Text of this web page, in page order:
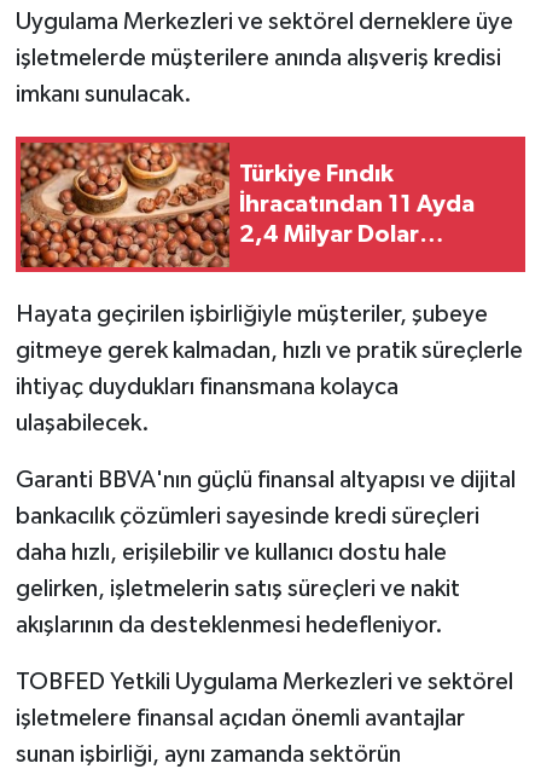
Uygulama Merkezleri ve sektörel derneklere üye
işletmelerde müşterilere anında alışveriş kredisi
imkanı sunulacak.
Türkiye Fındık
İhracatından 11 Ayda
2,4 Milyar Dolar
Hayata geçirilen işbirliğiyle müşteriler, şubeye
gitmeye gerek kalmadan, hızlı ve pratik süreçlerle
ihtiyaç duydukları finansmana kolayca
ulaşabilecek.
Garanti BBVA'nın güçlü finansal altyapısı ve dijital
bankacılık çözümleri sayesinde kredi süreçleri
daha hızlı, erişilebilir ve kullanıcı dostu hale
gelirken, işletmelerin satış süreçleri ve nakit
akışlarının da desteklenmesi hedefleniyor.
TOBFED Yetkili Uygulama Merkezleri ve sektörel
işletmelere finansal açıdan önemli avantajlar
sunan işbirliği, aynı zamanda sektörün